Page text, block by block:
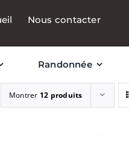
Nous contacter
Randonnée
Montrer 12 produits